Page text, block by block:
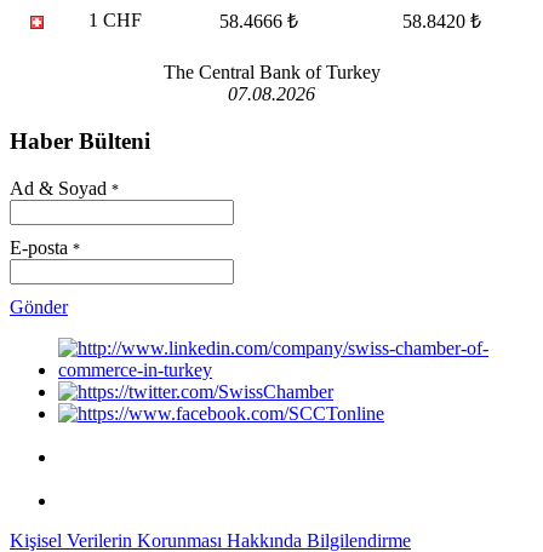
1 CHF 58.4666 ₺ 58.8420 ₺
The Central Bank of Turkey
07.08.2026
Haber Bülteni
Ad & Soyad *
E-posta *
Gönder
Kişisel Verilerin Korunması Hakkında Bilgilendirme